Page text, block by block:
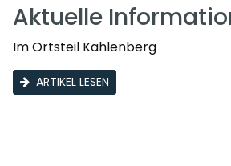
Aktuelle
Im Ortsteil Kahlenberg
ARTIKEL LESEN